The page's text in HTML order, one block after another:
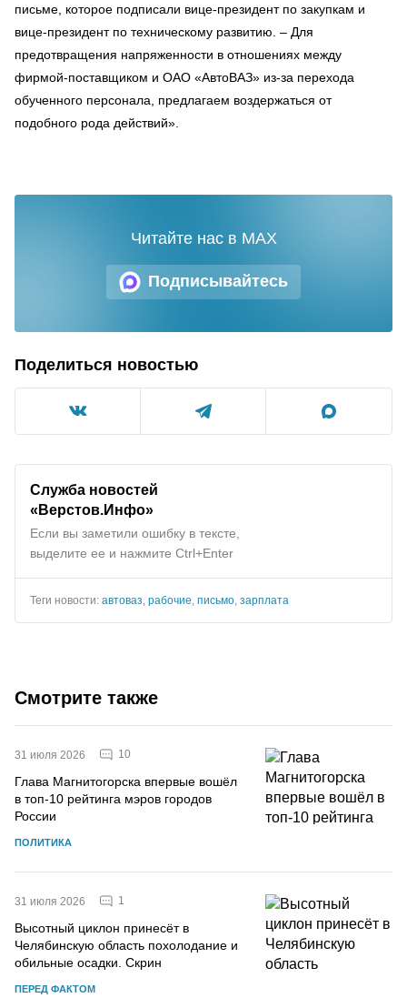
письме, которое подписали вице-президент по закупкам и
вице-президент по техническому развитию. – Для
предотвращения напряженности в отношениях между
фирмой-поставщиком и ОАО «АвтоВАЗ» из-за перехода
обученного персонала, предлагаем воздержаться от
подобного рода действий».
Подписывайтесь
Читайте нас в MAX
Поделиться новостью
Служба новостей
«Верстов.Инфо»
Если вы заметили ошибку в тексте,
выделите ее и нажмите Ctrl+Enter
Теги новости: автоваз рабочие письмо зарплата
Смотрите также
31 июля 2026 10
Глава Магнитогорска впервые вошёл
в топ-10 рейтинга мэров городов
России
ПОЛИТИКА
31 июля 2026 1
Высотный циклон принесёт в
Челябинскую область похолодание и
обильные осадки. Скрин
ПЕРЕД ФАКТОМ